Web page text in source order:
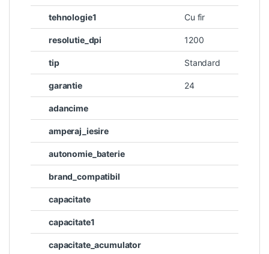
tehnologie1 Cu fir
resolutie_dpi 1200
tip Standard
garantie 24
adancime
amperaj_iesire
autonomie_baterie
brand_compatibil
capacitate
capacitate1
capacitate_acumulator